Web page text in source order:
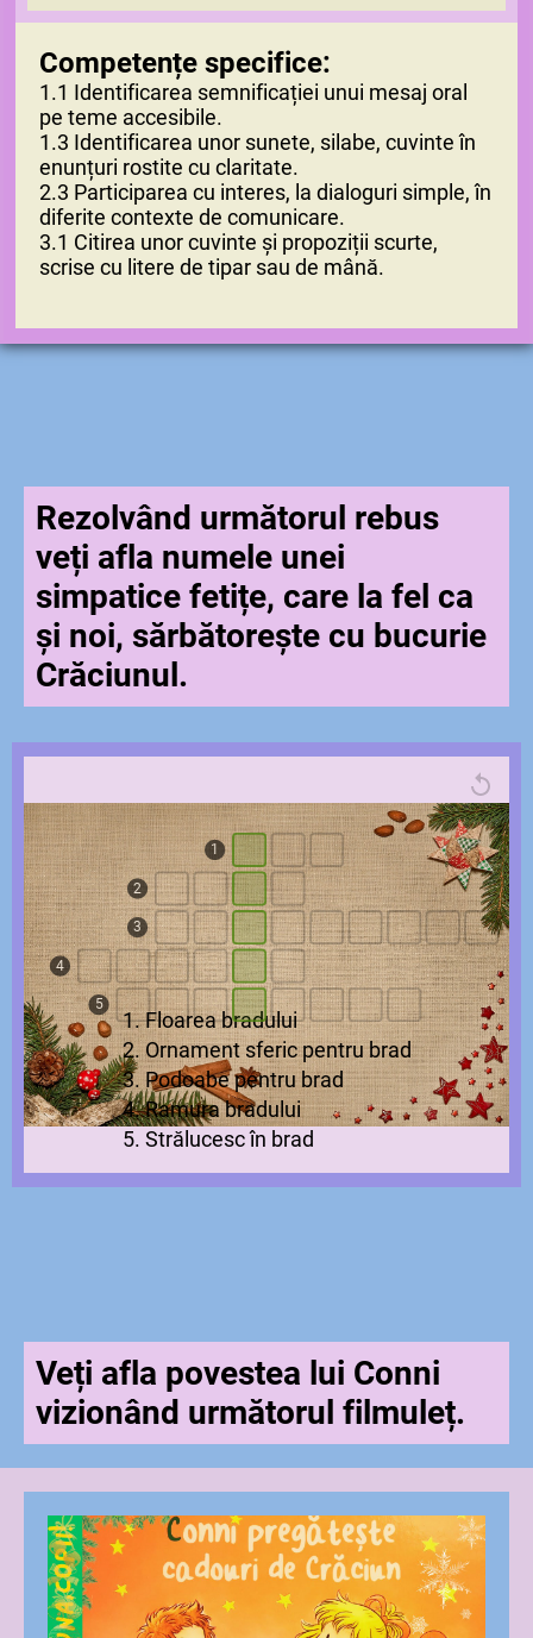
Competențe specifice:
1.1 Identificarea semnificației unui mesaj oral
pe teme accesibile.
1.3 Identificarea unor sunete, silabe, cuvinte în
enunțuri rostite cu claritate.
2.3 Participarea cu interes, la dialoguri simple, în
diferite contexte de comunicare.
3.1 Citirea unor cuvinte și propoziții scurte,
scrise cu litere de tipar sau de mână.
Rezolvând următorul rebus
veți afla numele unei
simpatice fetițe, care la fel ca
și noi, sărbătorește cu bucurie
Crăciunul.
1
2
3
4
5
1. Floarea bradului
2. Ornament sferic pentru brad
3. Podoabe pentru brad
4. Ramura bradului
5. Strălucesc în brad
Veți afla povestea lui Conni
vizionând următorul filmuleț.